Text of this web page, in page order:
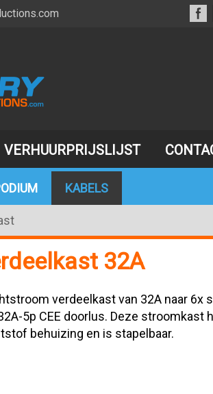
VERHUURPRIJSLIJST
KABELS
32A
verdeelkast van 32A naar 6x
5p CEE doorlus. Deze stroomkast
behuizing en is stapelbaar.